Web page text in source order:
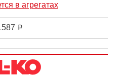
в агрегатах
i